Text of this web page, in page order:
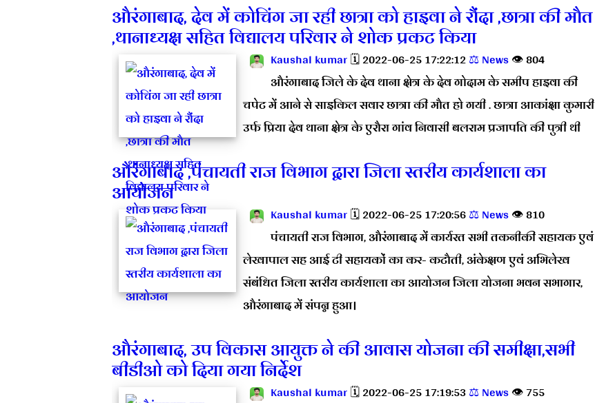
औरंगाबाद, देव में कोचिंग जा रही छात्रा को हाइवा ने रौंदा ,छात्रा की मौत
,थानाध्यक्ष सहित विद्यालय परिवार ने शोक प्रकट किया
Kaushal kumar🗓️ 2022-06-25 17:22:12⚖️ News👁️ 804
औरंगाबाद जिले के देव थाना क्षेत्र के देव गोदाम के समीप हाइवा की
चपेट में आने से साइकिल सवार छात्रा की मौत हो गयी . छात्रा आकांक्षा कुमारी
उर्फ प्रिया देव थाना क्षेत्र के एरौरा गांव निवासी बलराम प्रजापति की पुत्री थी
औरंगाबाद ,पंचायती राज विभाग द्वारा जिला स्तरीय कार्यशाला का
आयोजन
Kaushal kumar🗓️ 2022-06-25 17:20:56⚖️ News👁️ 810
पंचायती राज विभाग, औरंगाबाद में कार्यरत सभी तकनीकी सहायक एवं
लेखापाल सह आई टी सहायकों का कर- कटौती, अंकेक्षण एवं अभिलेख
संबंधित जिला स्तरीय कार्यशाला का आयोजन जिला योजना भवन सभागार,
औरंगाबाद में संपन्न हुआ।
औरंगाबाद, उप विकास आयुक्त ने की आवास योजना की समीक्षा,सभी
बीडीओ को दिया गया निर्देश
Kaushal kumar🗓️ 2022-06-25 17:19:53⚖️ News👁️ 755